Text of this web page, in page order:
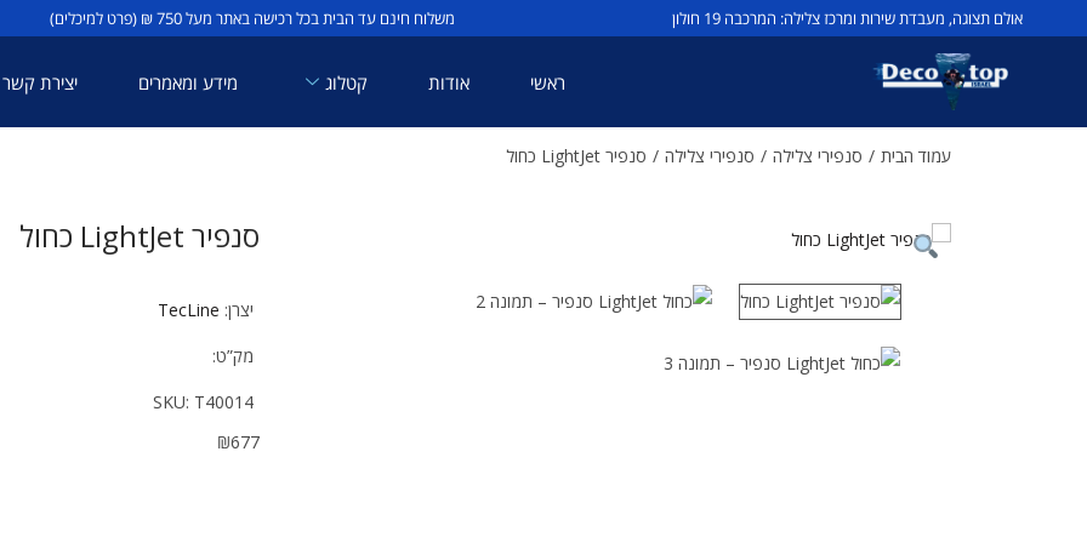
אולם תצוגה, מעבדת שירות ומרכז צלילה: המרכבה 19 חולון משלוח חינם עד הבית בכל רכישה באתר מעל 750 ₪ (פרט למיכלים)
ראשי אודות קטלוג מידע ומאמרים יצירת קשר
עמוד הבית / סנפירי צלילה / סנפירי צלילה / סנפיר LightJet כחול
סנפיר LightJet כחול
יצרן: TecLine
מק”ט:
SKU: T40014
₪677